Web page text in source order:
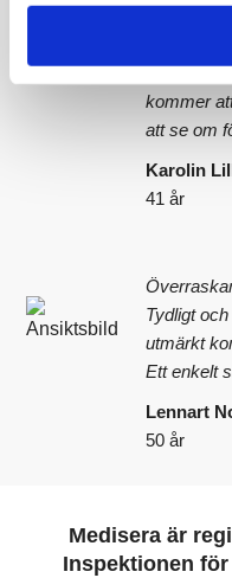
bra att
kommer
att se om
Karolin
41 år
Tydligt
utmärkt
Ett enkelt
Lennart
50 år
Medisera är
Inspektionen